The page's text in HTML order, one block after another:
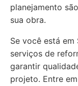
planejamento
sua obra.
Se você está em
serviços de
garantir
projeto. Entre